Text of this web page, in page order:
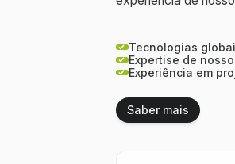
Tecnologias
Expertise de
Experiência em
Saber mais
Saber mais